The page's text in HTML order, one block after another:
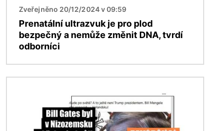
Zveřejněno 20/12/2024 v 09:59
Prenatální ultrazvuk je pro plod
bezpečný a nemůže změnit DNA, tvrdí
odborníci